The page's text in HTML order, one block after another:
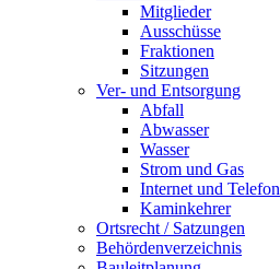
Mitglieder
Ausschüsse
Fraktionen
Sitzungen
Ver- und Entsorgung
Abfall
Abwasser
Wasser
Strom und Gas
Internet und Telefon
Kaminkehrer
Ortsrecht / Satzungen
Behördenverzeichnis